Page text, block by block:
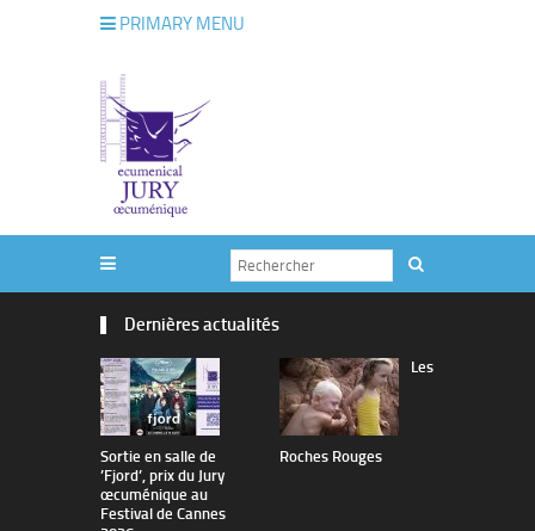
PRIMARY MENU
Dernières actualités
Sortie en salle de
’Fjord’, prix du Jury
œcuménique au
Festival de Cannes
Les
Roches Rouges